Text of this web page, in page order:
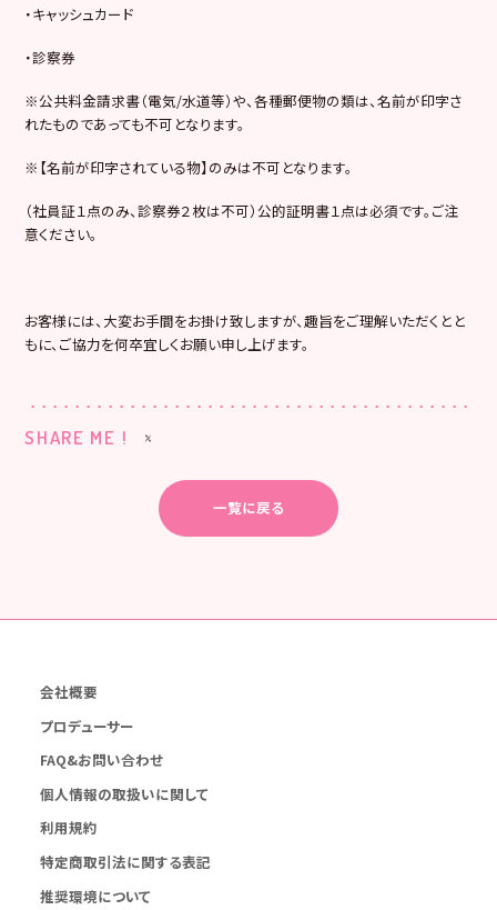
・キャッシュカード
・診察券
※公共料金請求書（電気/水道等）や、各種郵便物の類は、名前が印字さ
れたものであっても不可となります。
※【名前が印字されている物】のみは不可となります。
（社員証１点のみ、診察券２枚は不可）公的証明書１点は必須です。ご注
意ください。
お客様には、大変お手間をお掛け致しますが、趣旨をご理解いただくとと
もに、ご協力を何卒宜しくお願い申し上げます。
SHARE ME !
一覧に戻る
会社概要
プロデューサー
FAQ&お問い合わせ
個人情報の取扱いに関して
利用規約
特定商取引法に関する表記
推奨環境について